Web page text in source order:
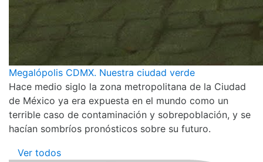
Megalópolis CDMX. Nuestra ciudad verde
Hace medio siglo la zona metropolitana de la Ciudad
de México ya era expuesta en el mundo como un
terrible caso de contaminación y sobrepoblación, y se
hacían sombríos pronósticos sobre su futuro.
Ver todos